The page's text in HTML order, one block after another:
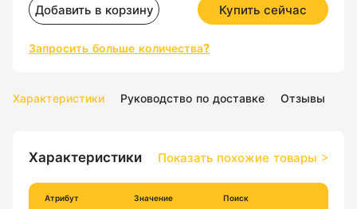
Добавить в корзину Купить сейчас
Запросить больше количества?
Характеристики Руководство по доставке Отзывы
Характеристики Показать похожие товары >
Атрибут Значение Поиск